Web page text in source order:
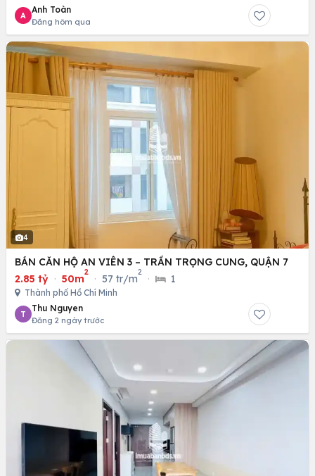
A
Anh Toàn
Đăng hôm qua
4
BÁN CĂN HỘ AN VIÊN 3 – TRẦN TRỌNG CUNG, QUẬN 7
2.85 tỷ · 50m
2
· 57 tr/m
2
· 1
Thành phố Hồ Chí Minh
T
Thu Nguyen
Đăng 2 ngày trước